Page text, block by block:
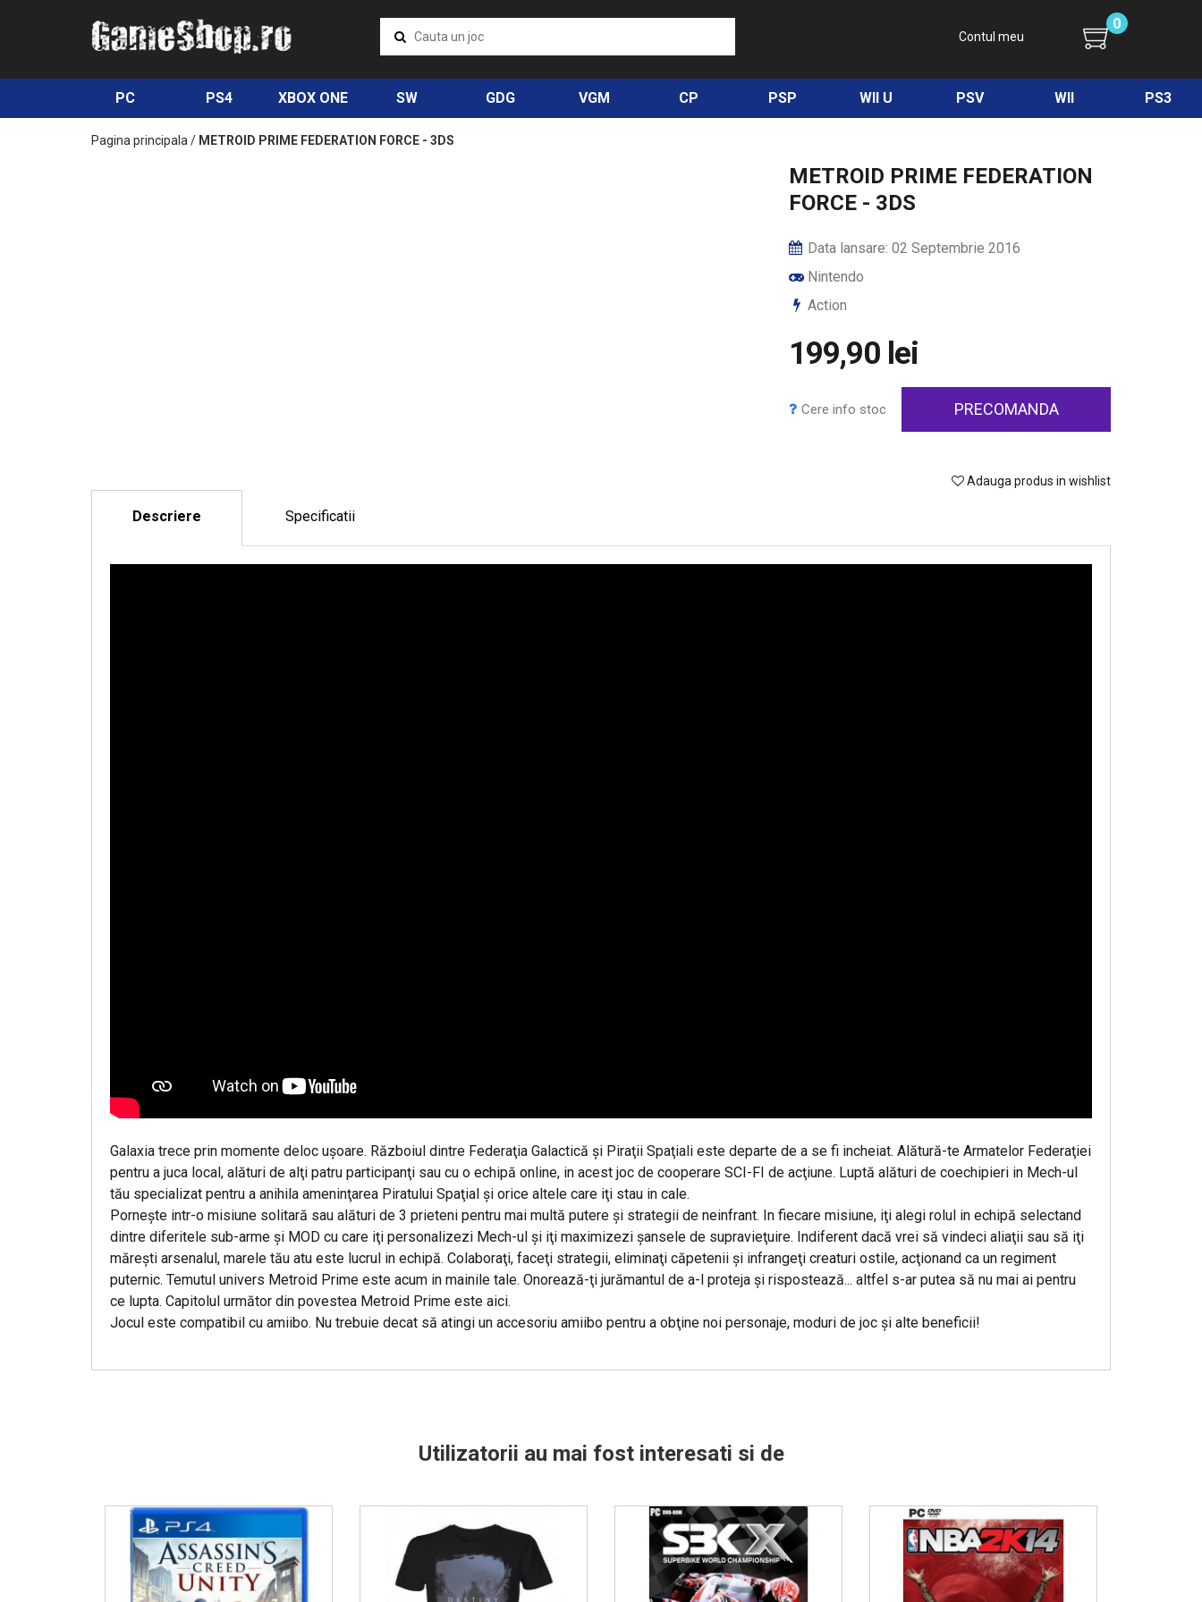
Contul meu
0
PC PS4 XBOX ONE SW GDG VGM CP PSP WII U PSV WII PS3
Pagina principala / METROID PRIME FEDERATION FORCE - 3DS
METROID PRIME FEDERATION
FORCE - 3DS
Data lansare: 02 Septembrie 2016
Nintendo
Action
199,90 lei
Cere info stoc PRECOMANDA
Adauga produs in wishlist
Descriere Specificatii
Galaxia trece prin momente deloc uşoare. Războiul dintre Federaţia Galactică şi Piraţii Spaţiali este departe de a se fi incheiat. Alătură-te Armatelor Federaţiei
pentru a juca local, alături de alţi patru participanţi sau cu o echipă online, in acest joc de cooperare SCI-FI de acţiune. Luptă alături de coechipieri in Mech-ul
tău specializat pentru a anihila ameninţarea Piratului Spaţial şi orice altele care iţi stau in cale.
Porneşte intr-o misiune solitară sau alături de 3 prieteni pentru mai multă putere şi strategii de neinfrant. In fiecare misiune, iţi alegi rolul in echipă selectand
dintre diferitele sub-arme şi MOD cu care iţi personalizezi Mech-ul şi iţi maximizezi şansele de supravieţuire. Indiferent dacă vrei să vindeci aliaţii sau să iţi
măreşti arsenalul, marele tău atu este lucrul in echipă. Colaboraţi, faceţi strategii, eliminaţi căpetenii şi infrangeţi creaturi ostile, acţionand ca un regiment
puternic. Temutul univers Metroid Prime este acum in mainile tale. Onorează-ţi jurămantul de a-l proteja şi rispostează... altfel s-ar putea să nu mai ai pentru
ce lupta. Capitolul următor din povestea Metroid Prime este aici.
Jocul este compatibil cu amiibo. Nu trebuie decat să atingi un accesoriu amiibo pentru a obţine noi personaje, moduri de joc şi alte beneficii!
Utilizatorii au mai fost interesati si de